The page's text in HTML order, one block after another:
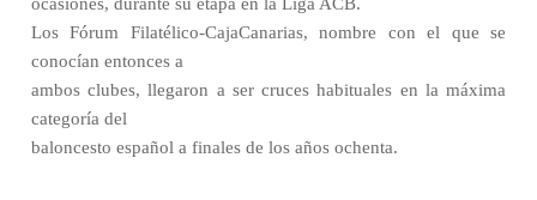
Los Fórum Filatélico-CajaCanarias, nombre con el que se
conocían entonces a
ambos clubes, llegaron a ser cruces habituales en la máxima
categoría del
baloncesto español a finales de los años ochenta.